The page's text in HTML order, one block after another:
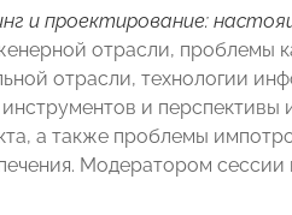
и проектирование:
отрасли, проблемы
отрасли, технологии
и перспективы
а также проблемы
Модератором